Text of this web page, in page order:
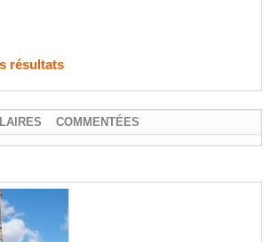
résultats
COMMENTÉES